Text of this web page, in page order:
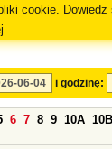
cookie. Dowiedz
i godzinę:
6 7 8 9 10A 10B